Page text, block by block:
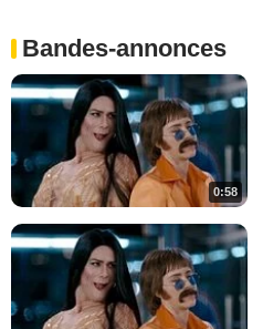
Bandes-annonces
0:58